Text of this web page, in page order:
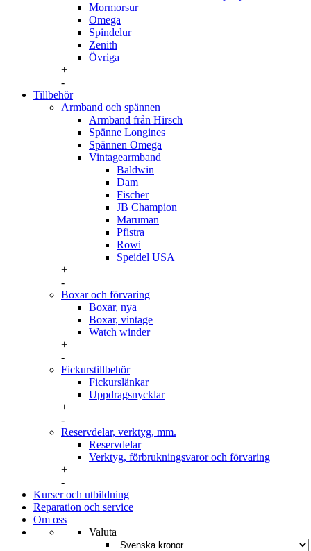
Mormorsur
Omega
Spindelur
Zenith
Övriga
+
-
Tillbehör
Armband och spännen
Armband från Hirsch
Spänne Longines
Spännen Omega
Vintagearmband
Baldwin
Dam
Fischer
JB Champion
Maruman
Pfistra
Rowi
Speidel USA
+
-
Boxar och förvaring
Boxar, nya
Boxar, vintage
Watch winder
+
-
Fickurstillbehör
Fickurslänkar
Uppdragsnycklar
+
-
Reservdelar, verktyg, mm.
Reservdelar
Verktyg, förbrukningsvaror och förvaring
+
-
Kurser och utbildning
Reparation och service
Om oss
Valuta